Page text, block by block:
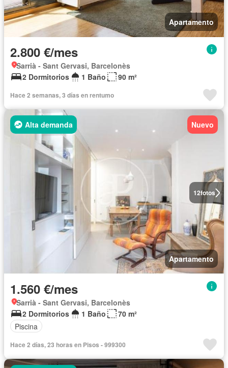
Apartamento
2.800 €/mes
Sarrià - Sant Gervasi, Barcelonès
2 Dormitorios
1 Baño 90 m²
Hace 2 semanas, 3 días en rentumo
12fotos
Alta demanda Nuevo
Apartamento
1.560 €/mes
Sarrià - Sant Gervasi, Barcelonès
2 Dormitorios
1 Baño
70 m²
Piscina
Hace 2 días, 23 horas en Pisos - 999300